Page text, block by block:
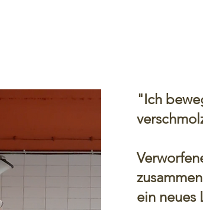
"Ich
ein neues